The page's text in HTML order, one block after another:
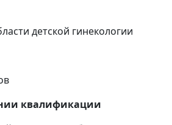
детской гинекологии
квалификации